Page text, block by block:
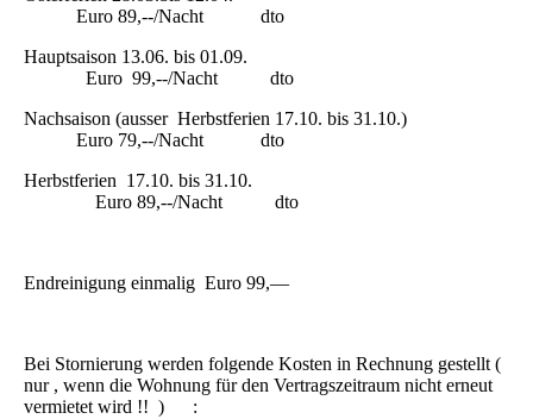
Euro 89,--/Nacht dto
Hauptsaison 13.06. bis 01.09.
Euro 99,--/Nacht dto
Nachsaison (ausser Herbstferien 17.10. bis 31.10.)
Euro 79,--/Nacht dto
Herbstferien 17.10. bis 31.10.
Euro 89,--/Nacht dto
Endreinigung einmalig Euro 99,—
Bei Stornierung werden folgende Kosten in Rechnung gestellt (
nur , wenn die Wohnung für den Vertragszeitraum nicht erneut
vermietet wird !! ) :